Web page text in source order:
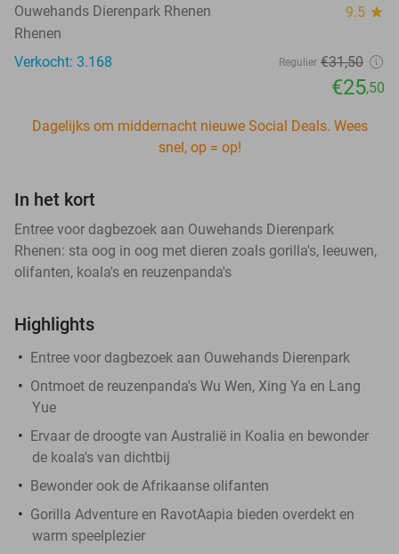
Ouwehands Dierenpark Rhenen 9.5 star
Rhenen
Verkocht: 3.168
Regulier €31,50
€25,50
Dagelijks om middernacht nieuwe Social Deals. Wees
snel, op = op!
In het kort
Entree voor dagbezoek aan Ouwehands Dierenpark
Rhenen: sta oog in oog met dieren zoals gorilla's, leeuwen,
olifanten, koala's en reuzenpanda's
Highlights
Entree voor dagbezoek aan Ouwehands Dierenpark
Ontmoet de reuzenpanda's Wu Wen, Xing Ya en Lang
Yue
Ervaar de droogte van Australië in Koalia en bewonder
de koala's van dichtbij
Bewonder ook de Afrikaanse olifanten
Gorilla Adventure en RavotAapia bieden overdekt en
warm speelplezier